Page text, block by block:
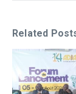
Related